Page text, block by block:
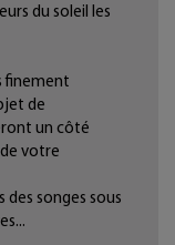
du soleil les
finement
de
un côté
votre
des songes sous